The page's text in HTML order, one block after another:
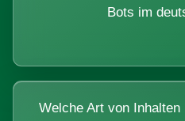
Bots im
Welche Art von